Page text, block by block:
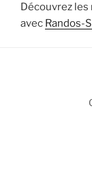
Découvrez
avec Randos-